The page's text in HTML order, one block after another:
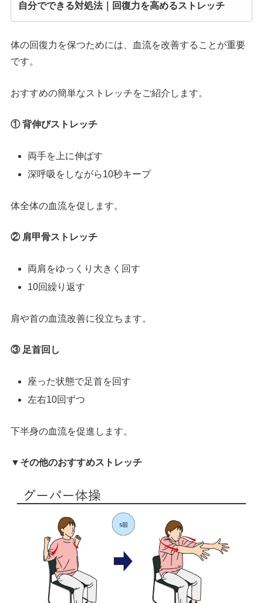
自分でできる対処法｜回復力を高めるストレッチ
体の回復力を保つためには、血流を改善することが重要
です。
おすすめの簡単なストレッチをご紹介します。
① 背伸びストレッチ
両手を上に伸ばす
深呼吸をしながら10秒キープ
体全体の血流を促します。
② 肩甲骨ストレッチ
両肩をゆっくり大きく回す
10回繰り返す
肩や首の血流改善に役立ちます。
③ 足首回し
座った状態で足首を回す
左右10回ずつ
下半身の血流を促進します。
▼その他のおすすめストレッチ